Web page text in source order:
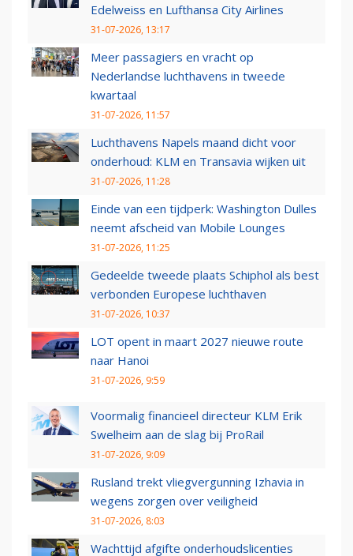
Edelweiss en Lufthansa City Airlines
31-07-2026, 13:17
Meer passagiers en vracht op
Nederlandse luchthavens in tweede
kwartaal
31-07-2026, 11:57
Luchthavens Napels maand dicht voor
onderhoud: KLM en Transavia wijken uit
31-07-2026, 11:28
Einde van een tijdperk: Washington Dulles
neemt afscheid van Mobile Lounges
31-07-2026, 11:25
Gedeelde tweede plaats Schiphol als best
verbonden Europese luchthaven
31-07-2026, 10:37
LOT opent in maart 2027 nieuwe route
naar Hanoi
31-07-2026, 9:59
Voormalig financieel directeur KLM Erik
Swelheim aan de slag bij ProRail
31-07-2026, 9:09
Rusland trekt vliegvergunning Izhavia in
wegens zorgen over veiligheid
31-07-2026, 8:03
Wachttijd afgifte onderhoudslicenties